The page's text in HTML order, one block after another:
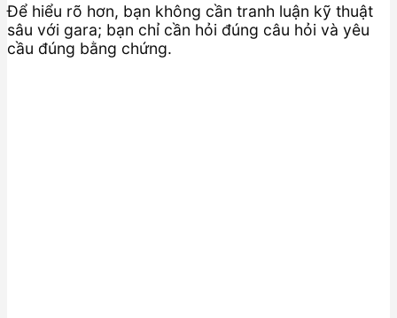
Để hiểu rõ hơn, bạn không cần tranh luận kỹ thuật
sâu với gara; bạn chỉ cần hỏi đúng câu hỏi và yêu
cầu đúng bằng chứng.